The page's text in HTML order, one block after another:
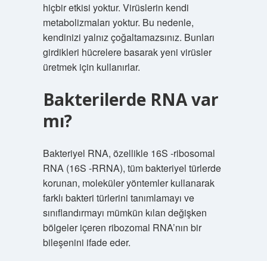
hiçbir etkisi yoktur. Virüslerin kendi
metabolizmaları yoktur. Bu nedenle,
kendinizi yalnız çoğaltamazsınız. Bunları
girdikleri hücrelere basarak yeni virüsler
üretmek için kullanırlar.
Bakterilerde RNA var
mı?
Bakteriyel RNA, özellikle 16S -ribosomal
RNA (16S -RRNA), tüm bakteriyel türlerde
korunan, moleküler yöntemler kullanarak
farklı bakteri türlerini tanımlamayı ve
sınıflandırmayı mümkün kılan değişken
bölgeler içeren ribozomal RNA’nın bir
bileşenini ifade eder.